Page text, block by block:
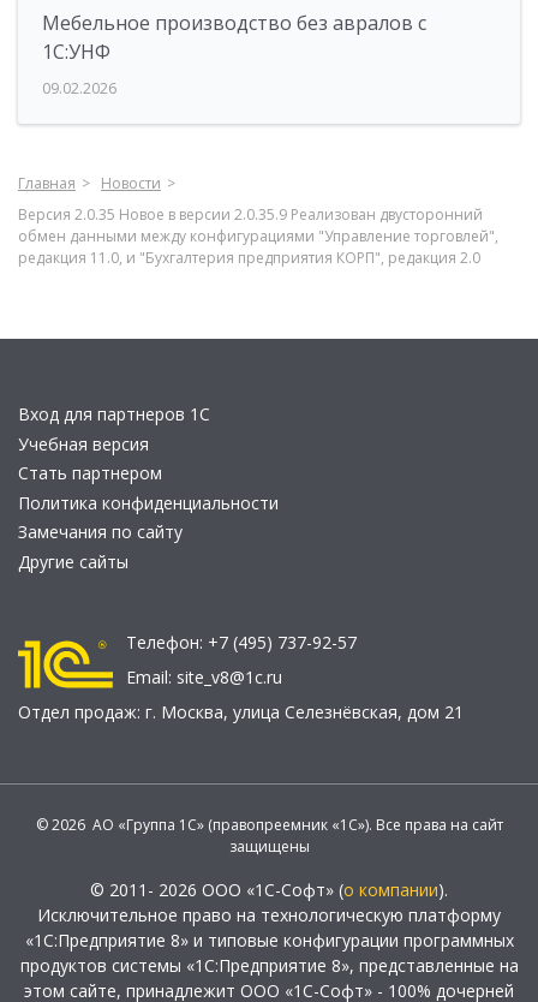
Мебельное производство без авралов с
1С:УНФ
09.02.2026
Главная
Новости
Версия 2.0.35 Новое в версии 2.0.35.9 Реализован двусторонний
обмен данными между конфигурациями "Управление торговлей",
редакция 11.0, и "Бухгалтерия предприятия КОРП", редакция 2.0
Вход для партнеров 1С
Учебная версия
Стать партнером
Политика конфиденциальности
Замечания по сайту
Другие сайты
Телефон: +7 (495) 737-92-57
Email: site_v8@1c.ru
Отдел продаж: г. Москва, улица Селезнёвская, дом 21
© 2026 АО «Группа 1С» (правопреемник «1С»). Все права на сайт
защищены
© 2011- 2026 ООО «1С-Софт» (о компании).
Исключительное право на технологическую платформу
«1С:Предприятие 8» и типовые конфигурации программных
продуктов системы «1С:Предприятие 8», представленные на
этом сайте, принадлежит ООО «1С-Софт» - 100% дочерней